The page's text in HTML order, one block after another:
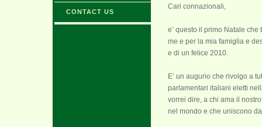
CONTACT US
Cari connazionali,
e’ questo il primo Natale che
me e per la mia famiglia e
e di un felice 2010.
E’ un augurio che rivolgo a
parlamentari italiani eletti
vorrei dire, a chi ama il
nel mondo e che uniscono